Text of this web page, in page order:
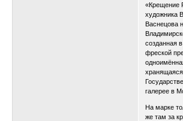
«Крещение
художника
Васнецова
созданная
фреской
галерее в
На марке
же там за